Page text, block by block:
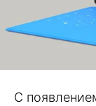
С